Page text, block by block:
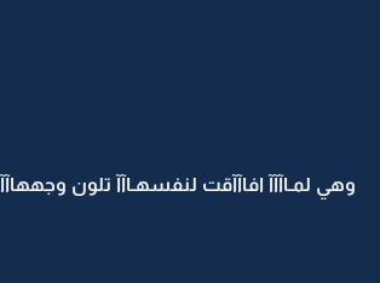
وهي لمـاآآآ افاآآقت لنفسهـاآآ تلون وجههاآآ